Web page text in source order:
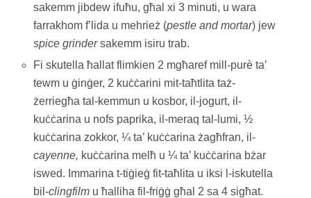
sakemm jibdew ifuħu, għal xi 3 minuti, u wara
farrakhom f’lida u mehrież (pestle and mortar) jew
spice grindersakemm isiru trab.
Fi skutella ħallat flimkien 2 mgħaref mill-purè ta’
tewm u ġinġer, 2 kuċċarini mit-taħtlita taż-
żerriegħa tal-kemmun u kosbor, il-jogurt, il-
kuċċarina u nofs paprika, il-meraq tal-lumi, ½
kuċċarina zokkor, ¼ ta’ kuċċarina żagħfran, il-
cayenne, kuċċarina melħ u ¼ ta’ kuċċarina bżar
iswed. Immarina t-tiġieġ fit-taħlita u iksi l-iskutella
bil-clingfilm u ħalliha fil-friġġ għal 2 sa 4 sigħat.